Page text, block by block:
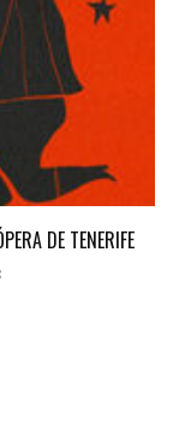
DE TENERIFE